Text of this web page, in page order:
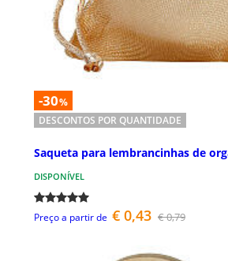
-30%
DESCONTOS POR QUANTIDADE
Saqueta para lembrancinhas de
DISPONÍVEL
Preço a partir de € 0,43 € 0,79